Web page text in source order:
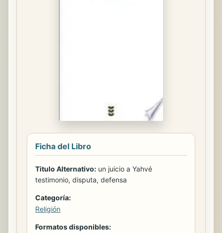
Ficha del Libro
Titulo Alternativo: un juicio a Yahvé
testimonio, disputa, defensa
Categoría:
Religión
Formatos disponibles: